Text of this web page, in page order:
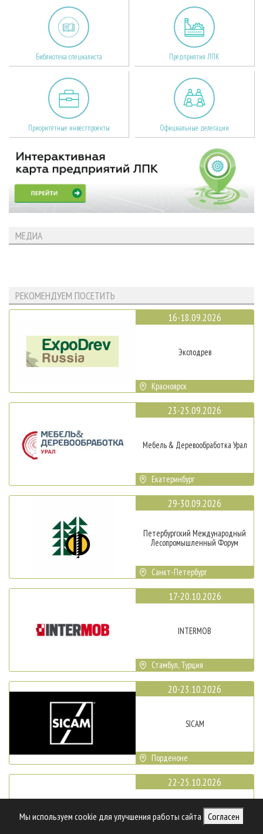
Мы используем cookie для улучшения работы сайта Согласен
Библиотека специалиста Предприятия ЛПК
Приоритетные инвестпроекты Официальные делегации
МЕДИА
РЕКОМЕНДУЕМ ПОСЕТИТЬ
16-18.09.2026
Эксподрев
Красноярск
23-25.09.2026
Мебель & Деревообработка Урал
Екатеринбург
29-30.09.2026
Петербургский Международный
Лесопромышленный Форум
Санкт-Петербург
17-20.10.2026
INTERMOB
Стамбул, Турция
20-23.10.2026
SICAM
Порденоне
22-25.10.2026
WOODTECH